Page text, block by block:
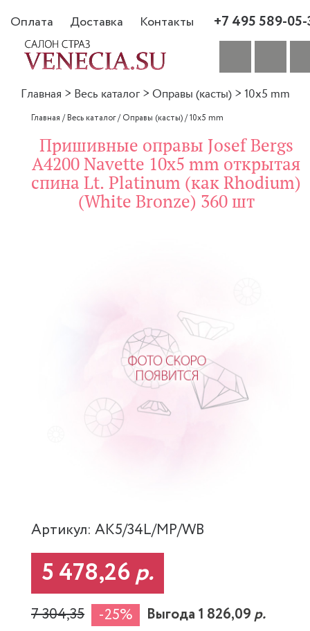
Оплата Доставка Контакты +7 495 589-
Главная > Весь каталог > Оправы (касты) > 10x5 mm
Главная /Весь каталог/Оправы (касты)/10x5 mm
Пришивные оправы Josef Bergs
A4200 Navette 10x5 mm открытая
спина Lt. Platinum (как Rhodium)
(White Bronze) 360 шт
Артикул: AK5/34L/MP/WB
5 478,26р.
7 304,35 -25% Выгода 1 826,09р.